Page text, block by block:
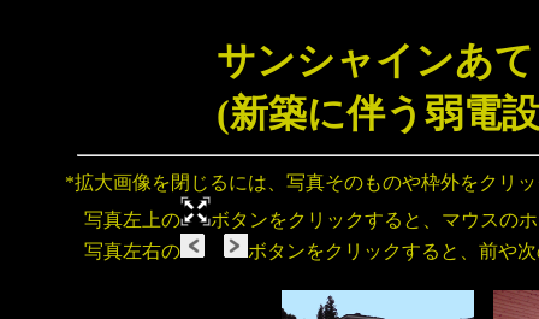
サンシャインあ
(新築に伴う弱電
*拡大画像を閉じるには、写真そのものや枠外をクリ
写真左上の
ボタンをクリックすると、マウスの
写真左右の
ボタンをクリックすると、前や